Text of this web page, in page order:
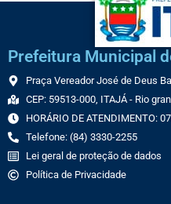
Prefeitura Municipal
Praça Vereador José de Deus
CEP: 59513-000, ITAJÁ - Rio
HORÁRIO DE ATENDIMENTO:
Telefone: (84) 3330-2255
Lei geral de proteção de dados
Política de Privacidade